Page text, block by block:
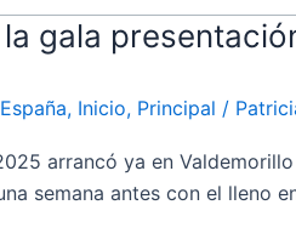
gala
España, Inicio, Principal /
2025 arrancó ya en
semana antes con el lleno